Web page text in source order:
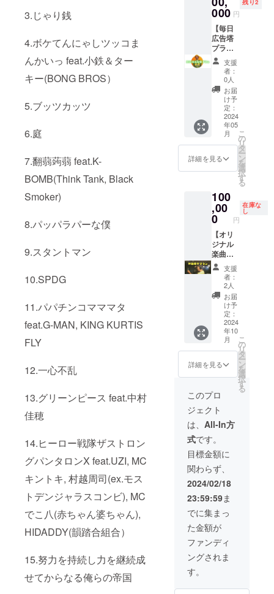
3.じゃり銭
4.ボケてんにゃしツッコま
んかいっ feat.小鉄＆ター
キー(BONG BROS）
5.ブッツカッツ
6.庭
7.翻蒻蒟蒻 feat.K-
BOMB(Think Tank, Black
Smoker)
8.パッパラパーな僕
9.スタントマン
10.SPDG
11.パパチンコマママタ
feat.G-MAN, KING KURTIS
FLY
12.一心不乱
13.グリーンピース feat.中村
佳穂
14.ヒーロー戦隊ザストロン
グパンタロンX feat.UZI, MC
キントキ, 村越周司(ex.モス
トデンジャラスコンビ), MC
でこ八(赤ちゃん婆ちゃん),
HIDADDY(韻踏合組合）
15.努力を持続し力を継続成
せてからなる俺らの帝国
らせて
頂きま
す。
る[毎日
ストパ
ン]の１
ページ
をご自
由にご
使用頂
けま
す！ 広
告や自
分の漫
画を載
せた
い、何
かメッ
セージ
を残し
ページ
でご自
由に表
現して
くださ
い！ ※
ページ
データ
は指定
用紙に
手書
き、も
しくは
規定サ
イズの
PDF
ファイ
ルで提
出して
い。 ※
出版時
期の関
係で入
稿締切
は1月20
日とな
りま
す。そ
れ以降
は掲載
されま
せんの
で予め
ご了承
下さ
い。
※[毎日
旨に不
す！ ◆
あなた
のイベ
ント・
パー
ティで
全力
LIVEし
ます！
◆コ
ミック
アルバ
ム [毎日
ストパ
ン]にお
名前ク
レジッ
お名前
クレ
ジッ
ト！ ◆
コミッ
クアル
バム[毎
日スト
パン] ◆
歩歩が
あなた
のお題
でフ
リース
タイル
動画を
お届け
しま
す！ ◆
あなた
の似顔
絵を描
いて
カード
をお届
けしま
す！ ◆
ジャッ
キーゲ
ン︎
MixCD
！ ◆オ
リジナ
ルアサ
ラト＋
動画
レッス
◆[毎日
000 円
残り2
【毎日
広告塔
プラ
ン】
365日
間、歩
歩が
服、
リュッ
ク、
シール
トゥー
等であ
なたを
やメッ
セージ
を載せ
て365日
間過ご
しま
す！も
ちろん
LIVEや
TVで
も！
※365日
間いず
れかの
方法
で、宣
伝させ
てもら
いま
広告内
容につ
いて
は、後
日打ち
合わせ
の上で
決定さ
せて頂
きま
す。
※TV番
組の権
利上、
NGが出
る場合
はご了
承下さ
ン履行
支援
者：
0人
お届
け予
定：
2024
年05
月
詳細を見る
こ
の
リ
タ
ー
ン
を
選
択
す
る
100
,00
0 円
在庫な
し
【オリ
ジナル
楽曲制
作プラ
ン】 ◆
あなた
のPRし
たい事
や物を
オリジ
ナル楽
曲とし
て制作
しま
す！ ◆
メッ
セージ
ムー
ビー(C)
企業や
商品の
PR、大
切な人
への
メッ
セー
ジ、世
の中に
訴えた
い
事、、
、など
など。
楽曲と
支援
者：
2人
お届
け予
定：
2024
年10
月
詳細を見る
こ
の
リ
タ
ー
ン
を
選
択
す
る
このプロ
ジェクト
は、 All-In方
式です。
目標金額に
関わらず、
2024/02/18
23:59:59ま
でに集まっ
た金額が
ファンディ
ングされま
す。